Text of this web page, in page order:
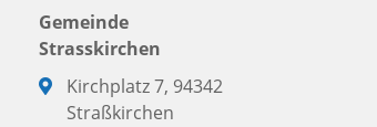
Gemeinde
Strasskirchen
Adresse:
Kirchplatz 7, 94342
Straßkirchen